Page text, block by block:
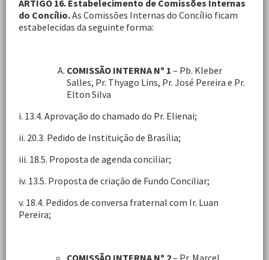
ARTIGO 16. Estabelecimento de Comissões Internas
do Concílio.As Comissões Internas do Concílio ficam
estabelecidas da seguinte forma:
COMISSÃO INTERNA Nº 1 – Pb. Kleber
Salles, Pr. Thyago Lins, Pr. José Pereira e Pr.
Elton Silva
i. 13.4. Aprovação do chamado do Pr. Elienai;
ii. 20.3. Pedido de Instituição de Brasília;
iii. 18.5. Proposta de agenda conciliar;
iv. 13.5. Proposta de criação de Fundo Conciliar;
v. 18.4. Pedidos de conversa fraternal com Ir. Luan
Pereira;
COMISSÃO INTERNA Nº 2– Pr. Marcel